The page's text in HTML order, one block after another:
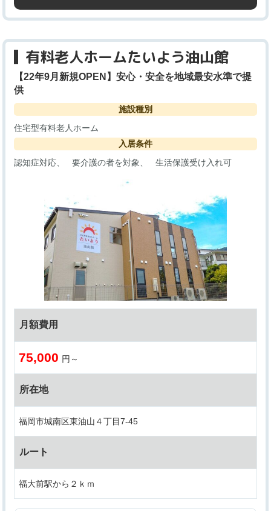
有料老人ホームたいよう油山館
【22年9月新規OPEN】安心・安全を地域最安水準で提
供
施設種別
住宅型有料老人ホーム
入居条件
認知症対応
要介護の者を対象 生活保護受け入れ可
月額費用
75,000 円～
所在地
福岡市城南区東油山４丁目7-45
ルート
福大前駅から２ｋｍ